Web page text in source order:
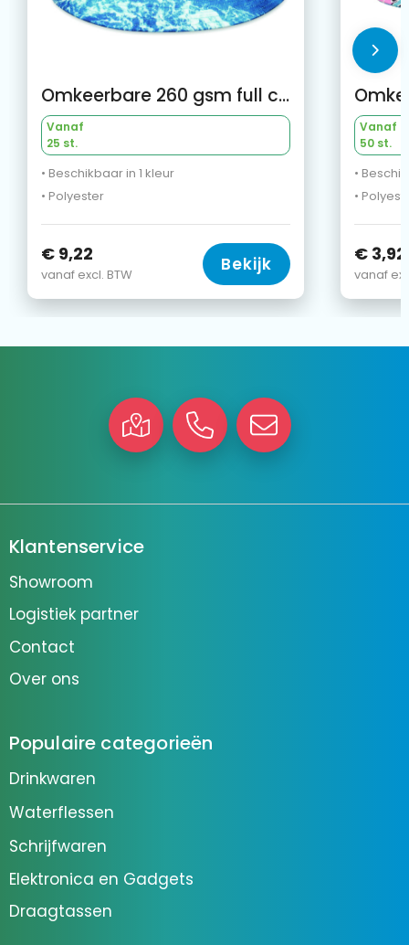
Omkeerbare 260 gsm full colour bucket hat
Vanaf
25 st.
• Beschikbaar in 1 kleur
• Polyester
€ 9,22
vanaf excl. BTW Bekijk
Vanaf
50 st.
•
•
€ 3,92
vanaf
Klantenservice
Showroom
Logistiek partner
Contact
Over ons
Populaire categorieën
Drinkwaren
Waterflessen
Schrijfwaren
Elektronica en Gadgets
Draagtassen